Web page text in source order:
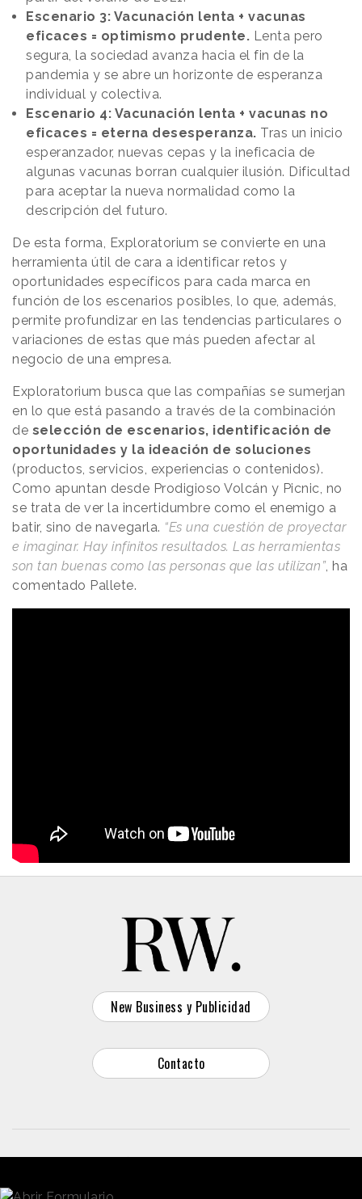
Escenario 3: Vacunación lenta + vacunas
eficaces = optimismo prudente. Lenta pero
segura, la sociedad avanza hacia el fin de la
pandemia y se abre un horizonte de esperanza
individual y colectiva.
Escenario 4: Vacunación lenta + vacunas no
eficaces = eterna desesperanza. Tras un inicio
esperanzador, nuevas cepas y la ineficacia de
algunas vacunas borran cualquier ilusión. Dificultad
para aceptar la nueva normalidad como la
descripción del futuro.
De esta forma, Exploratorium se convierte en una
herramienta útil de cara a identificar retos y
oportunidades específicos para cada marca en
función de los escenarios posibles, lo que, además,
permite profundizar en las tendencias particulares o
variaciones de estas que más pueden afectar al
negocio de una empresa.
Exploratorium busca que las compañías se sumerjan
en lo que está pasando a través de la combinación
de selección de escenarios, identificación de
oportunidades y la ideación de soluciones
(productos, servicios, experiencias o contenidos).
Como apuntan desde Prodigioso Volcán y Picnic, no
se trata de ver la incertidumbre como el enemigo a
batir, sino de navegarla. “Es una cuestión de proyectar
e imaginar. Hay infinitos resultados. Las herramientas
son tan buenas como las personas que las utilizan”, ha
comentado Pallete.
New Business y Publicidad
Contacto
© 2026 Reason Why
Dirección: Calle Antonio Pirala 29. Madrid, 28017